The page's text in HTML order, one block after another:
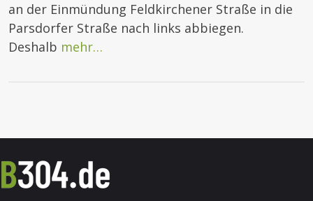
an der Einmündung Feldkirchener Straße in die
Parsdorfer Straße nach links abbiegen.
Deshalb mehr…